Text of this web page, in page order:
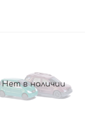
Нет в наличии